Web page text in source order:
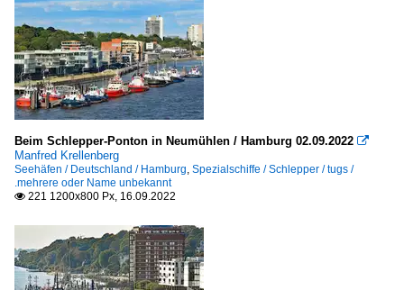
Beim Schlepper-Ponton in Neumühlen / Hamburg 02.09.2022 
Manfred Krellenberg
Seehäfen / Deutschland / Hamburg Spezialschiffe / Schlepper / tugs /
.mehrere oder Name unbekannt
 221 1200x800 Px, 16.09.2022